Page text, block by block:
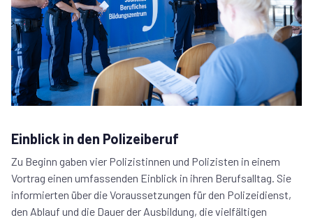
Einblick in den Polizeiberuf
Zu Beginn gaben vier Polizistinnen und Polizisten in einem
Vortrag einen umfassenden Einblick in ihren Berufsalltag. Sie
informierten über die Voraussetzungen für den Polizeidienst,
den Ablauf und die Dauer der Ausbildung, die vielfältigen